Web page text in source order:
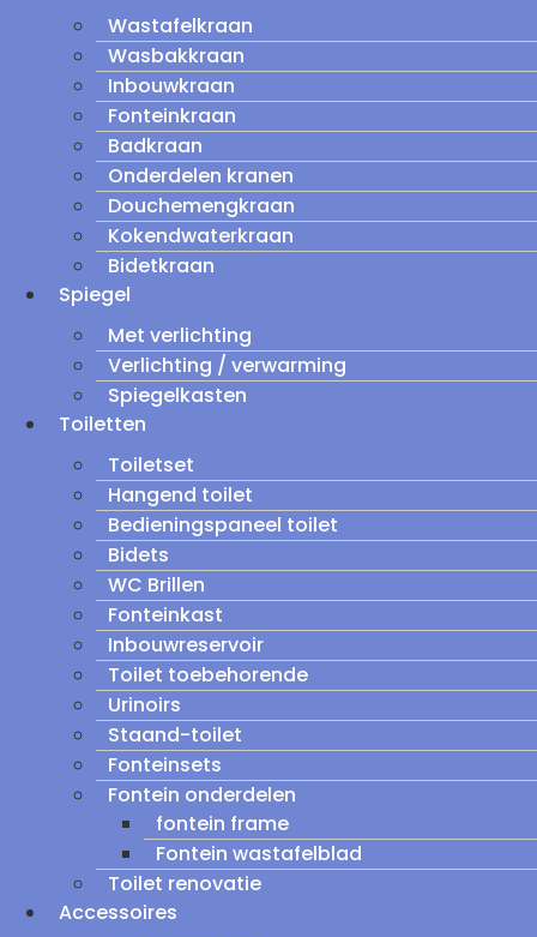
Wastafelkraan
Wasbakkraan
Inbouwkraan
Fonteinkraan
Badkraan
Onderdelen kranen
Douchemengkraan
Kokendwaterkraan
Bidetkraan
Spiegel
Met verlichting
Verlichting / verwarming
Spiegelkasten
Toiletten
Toiletset
Hangend toilet
Bedieningspaneel toilet
Bidets
WC Brillen
Fonteinkast
Inbouwreservoir
Toilet toebehorende
Urinoirs
Staand-toilet
Fonteinsets
Fontein onderdelen
fontein frame
Fontein wastafelblad
Toilet renovatie
Accessoires